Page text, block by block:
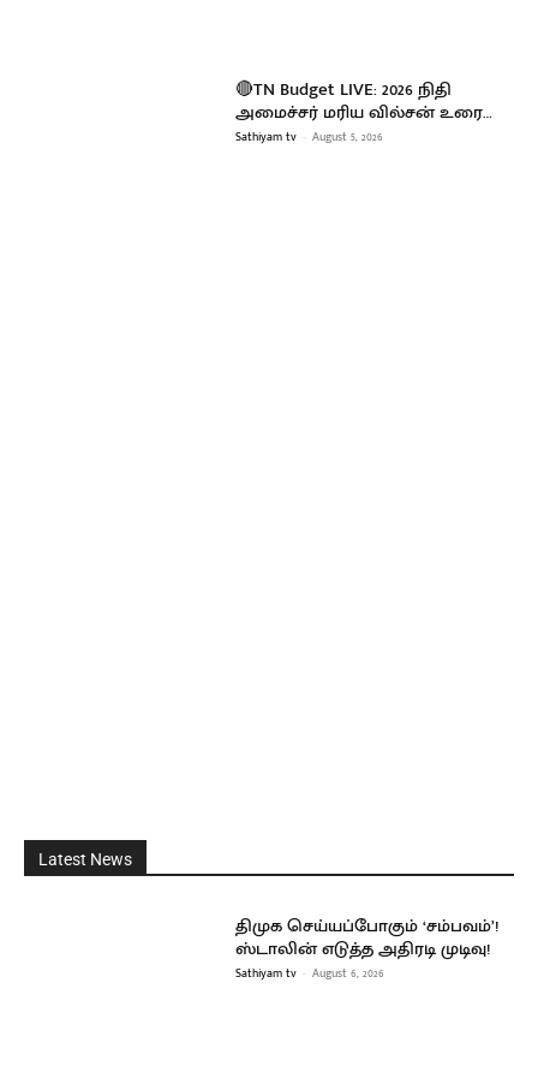
🔴TN Budget LIVE: 2026 நிதி
அமைச்சர் மரிய வில்சன் உரை…
Sathiyam tv - August 5, 2026
Latest News
திமுக செய்யப்போகும் ‘சம்பவம்’!
ஸ்டாலின் எடுத்த அதிரடி முடிவு!
Sathiyam tv - August 6, 2026